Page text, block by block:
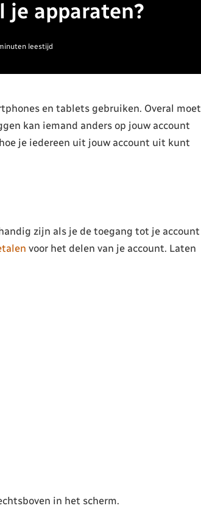
je apparaten?
leestijd
en tablets gebruiken. Overal moet
kan iemand anders op jouw account
je iedereen uit jouw account uit kunt
zijn als je de toegang tot je account
voor het delen van je account. Laten
in het scherm.